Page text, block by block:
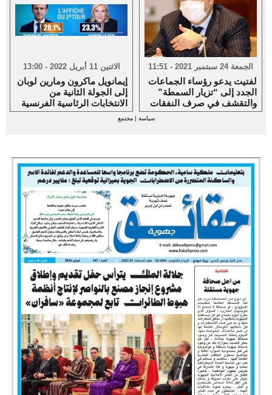
الاثنين 11 أبريل 2022 - 13:00
إيمانويل ماكرون ومارين لوبان
إلى الجولة الثانية من
الانتخابات الرئاسية الفرنسية
الجمعة 24 سبتمبر 2021 - 11:51
لفتيت يدعو رؤساء الجماعات
الجدد إلى “تزيار السمطة”
والتقشف في صرف النفقات
سياسة |مجتمع